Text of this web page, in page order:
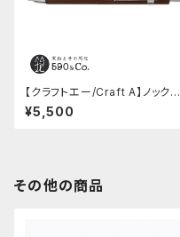
【クラフトエー/Craft A】ノック消
しゴム (本紫檀）
¥5,500
その他の商品